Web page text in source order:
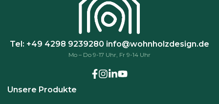
Tel: +49 4298 9239280 info@wohnholzdesign.de
Mo – Do 9-17 Uhr, Fr 9-14 Uhr
Unsere Produkte